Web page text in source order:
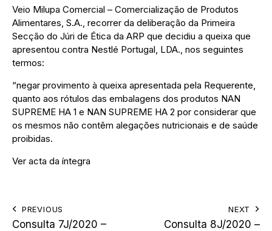
Veio Milupa Comercial – Comercialização de Produtos
Alimentares, S.A., recorrer da deliberação da Primeira
Secção do Júri de Ética da ARP que decidiu a queixa que
apresentou contra Nestlé Portugal, LDA., nos seguintes
termos:
“negar provimento à queixa apresentada pela Requerente,
quanto aos rótulos das embalagens dos produtos NAN
SUPREME HA 1 e NAN SUPREME HA 2 por considerar que
os mesmos não contêm alegações nutricionais e de saúde
proibidas.
Ver acta da íntegra
PREVIOUS
Consulta 7J/2020 –
NEXT
Consulta 8J/2020 –